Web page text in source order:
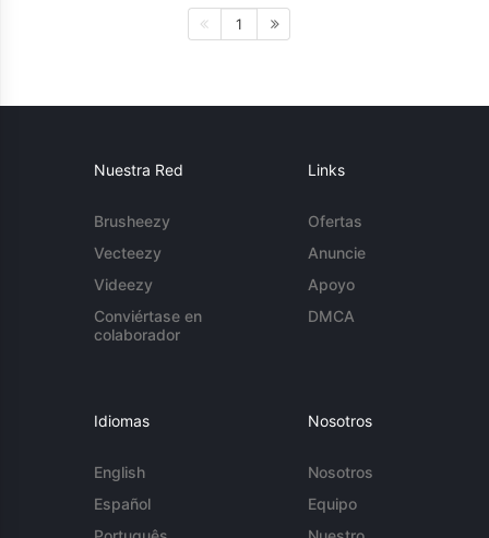
1
Nuestra Red
Brusheezy
Vecteezy
Videezy
Conviértase en
colaborador
Links
Ofertas
Anuncie
Apoyo
DMCA
Idiomas
English
Español
Nosotros
Nosotros
Equipo